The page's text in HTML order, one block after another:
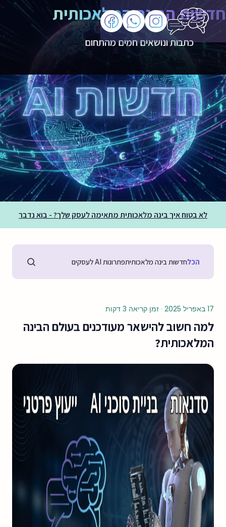
חדשות הבינה המלאכותית
כתבות ונושאים חמים מהתחום
לא בטוח איך בינה מלאכותית מתאימה לעסק שלך? - בוא נדבר
הכלחדשות בינה מלאכותיתפתרונות AI לעסקים
17 באפריל 2025 · זמן קריאה 3 דקות
למה חשוב להישאר מעודכנים בעולם הבינה
המלאכותית?